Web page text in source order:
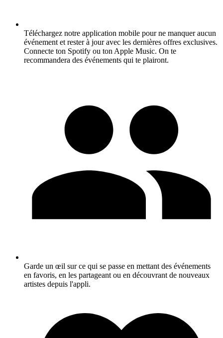
Téléchargez notre application mobile pour ne manquer aucun
événement et rester à jour avec les dernières offres exclusives.
Connecte ton Spotify ou ton Apple Music. On te
recommandera des événements qui te plairont.
Garde un œil sur ce qui se passe en mettant des événements
en favoris, en les partageant ou en découvrant de nouveaux
artistes depuis l'appli.